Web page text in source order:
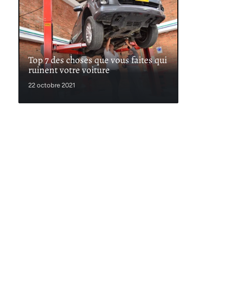
Top 7 des choses que vous faites qui
ruinent votre voiture
22 octobre 2021